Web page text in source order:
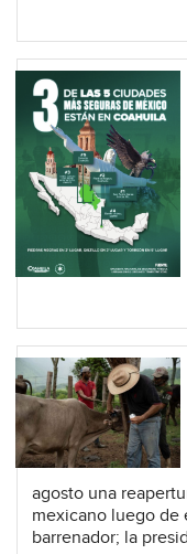
agosto una
mexicano luego de
barrenador; la